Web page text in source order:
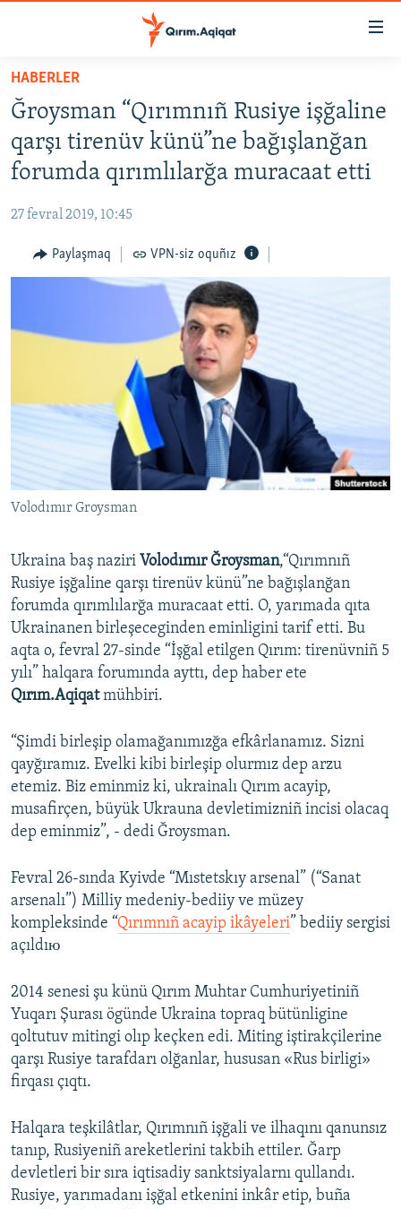
Esas
mündericege
qaytmaq
Baş
navigatsiyağa
qaytmaq
Qıdıruvğa
HABERLER
SİYASET
İQTİSADİYAT
MEDENİYET
İNSAN AQLARI
Русский
QOŞULIÑIZ!
RFE/RS bütün saytları
HABERLER
Ğroysman “Qırımnıñ Rusiye işğaline
qarşı tirenüv künü”ne bağışlanğan
forumda qırımlılarğa muracaat etti
27 fevral 2019, 10:45
Paylaşmaq VPN-siz oquñız
Volodımır Groysman
Ukraina baş naziri Volodımır Ğroysman,“Qırımnıñ
Rusiye işğaline qarşı tirenüv künü”ne bağışlanğan
forumda qırımlılarğa muracaat etti. O, yarımada qıta
Ukrainanen birleşeceginden eminligini tarif etti. Bu
aqta o, fevral 27-sinde “İşğal etilgen Qırım: tirenüvniñ 5
yılı” halqara forumında ayttı, dep haber ete
Qırım.Aqiqatmühbiri.
“Şimdi birleşip olamağanımızğa efkârlanamız. Sizni
qayğıramız. Evelki kibi birleşip olurmız dep arzu
etemiz. Biz eminmiz ki, ukrainalı Qırım acayip,
musafirçen, büyük Ukrauna devletimizniñ incisi olacaq
dep eminmiz”, - dedi Ğroysman.
Fevral 26-sında Kyivde “Mıstetskıy arsenal” (“Sanat
arsenalı”) Milliy medeniy-bediiy ve müzey
kompleksinde “Qırımnıñ acayip ikâyeleri” bediiy sergisi
açıldıю
2014 senesi şu künü Qırım Muhtar Cumhuriyetiniñ
Yuqarı Şurası ögünde Ukraina topraq bütünligine
qoltutuv mitingi olıp keçken edi. Miting iştirakçilerine
qarşı Rusiye tarafdarı olğanlar, hususan «Rus birligi»
firqası çıqtı.
Halqara teşkilâtlar, Qırımnıñ işğali ve ilhaqını qanunsız
tanıp, Rusiyeniñ areketlerini takbih ettiler. Ğarp
devletleri bir sıra iqtisadiy sanktsiyalarnı qullandı.
Rusiye, yarımadanı işğal etkenini inkâr etip, buña